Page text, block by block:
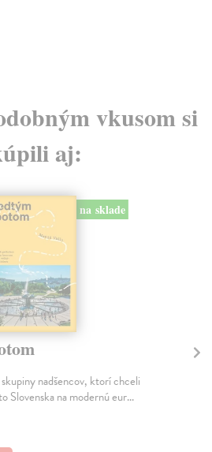
vkusom si
aj:
na sklade
ktorí chceli
na modernú eur...
Město